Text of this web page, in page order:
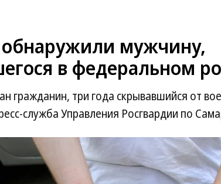
мужчину,
в федеральном
гражданин, три года скрывавшийся от
служба Управления Росгвардии по